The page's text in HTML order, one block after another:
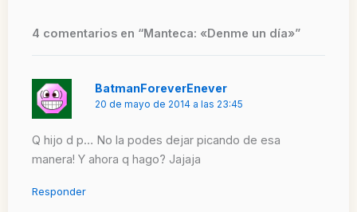
4 comentarios en “Manteca: «Denme un día»”
BatmanForeverEnever
20 de mayo de 2014 a las 23:45
Q hijo d p… No la podes dejar picando de esa
manera! Y ahora q hago? Jajaja
Responder